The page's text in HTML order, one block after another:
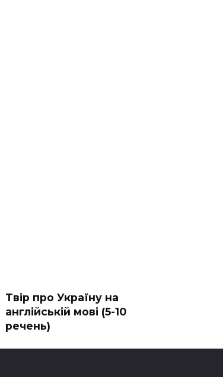
Твір про Україну на
англійській мові (5-10
речень)